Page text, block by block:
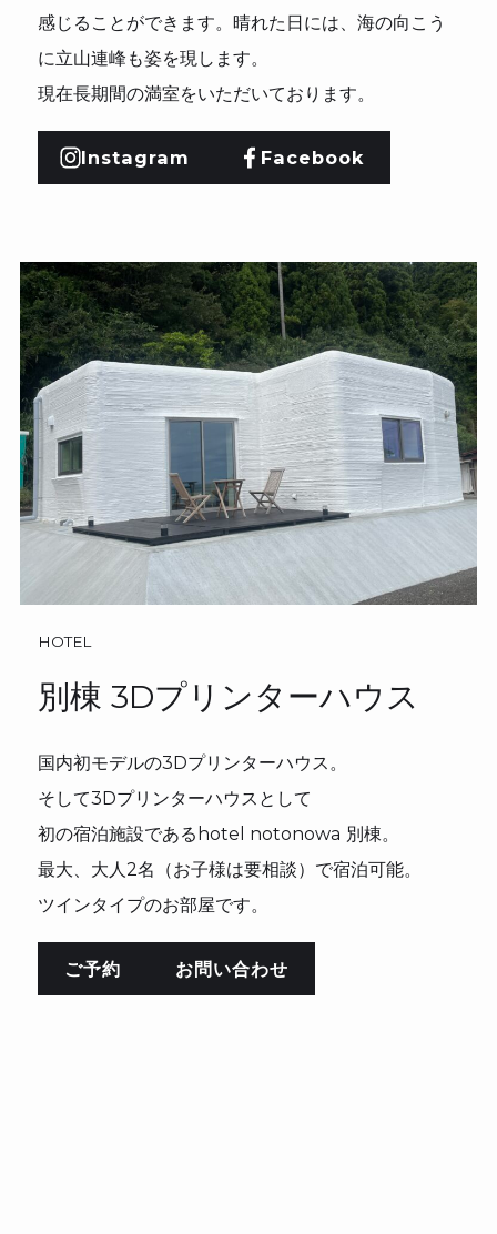
感じることができます。晴れた日には、海の向こう
に立山連峰も姿を現します。
現在長期間の満室をいただいております。
Instagram Facebook
HOTEL
別棟 3Dプリンターハウス
国内初モデルの3Dプリンターハウス。
そして3Dプリンターハウスとして
初の宿泊施設であるhotel notonowa 別棟。
最大、大人2名（お子様は要相談）で宿泊可能。
ツインタイプのお部屋です。
ご予約 お問い合わせ